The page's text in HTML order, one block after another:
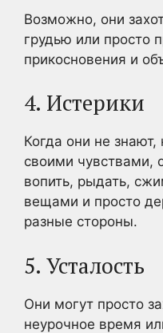
Возможно, они
грудью или просто
прикосновения и
4. Истерики
Когда они не знают,
своими чувствами,
вопить, рыдать,
вещами и просто
разные стороны.
5. Усталость
Они могут просто
неурочное время